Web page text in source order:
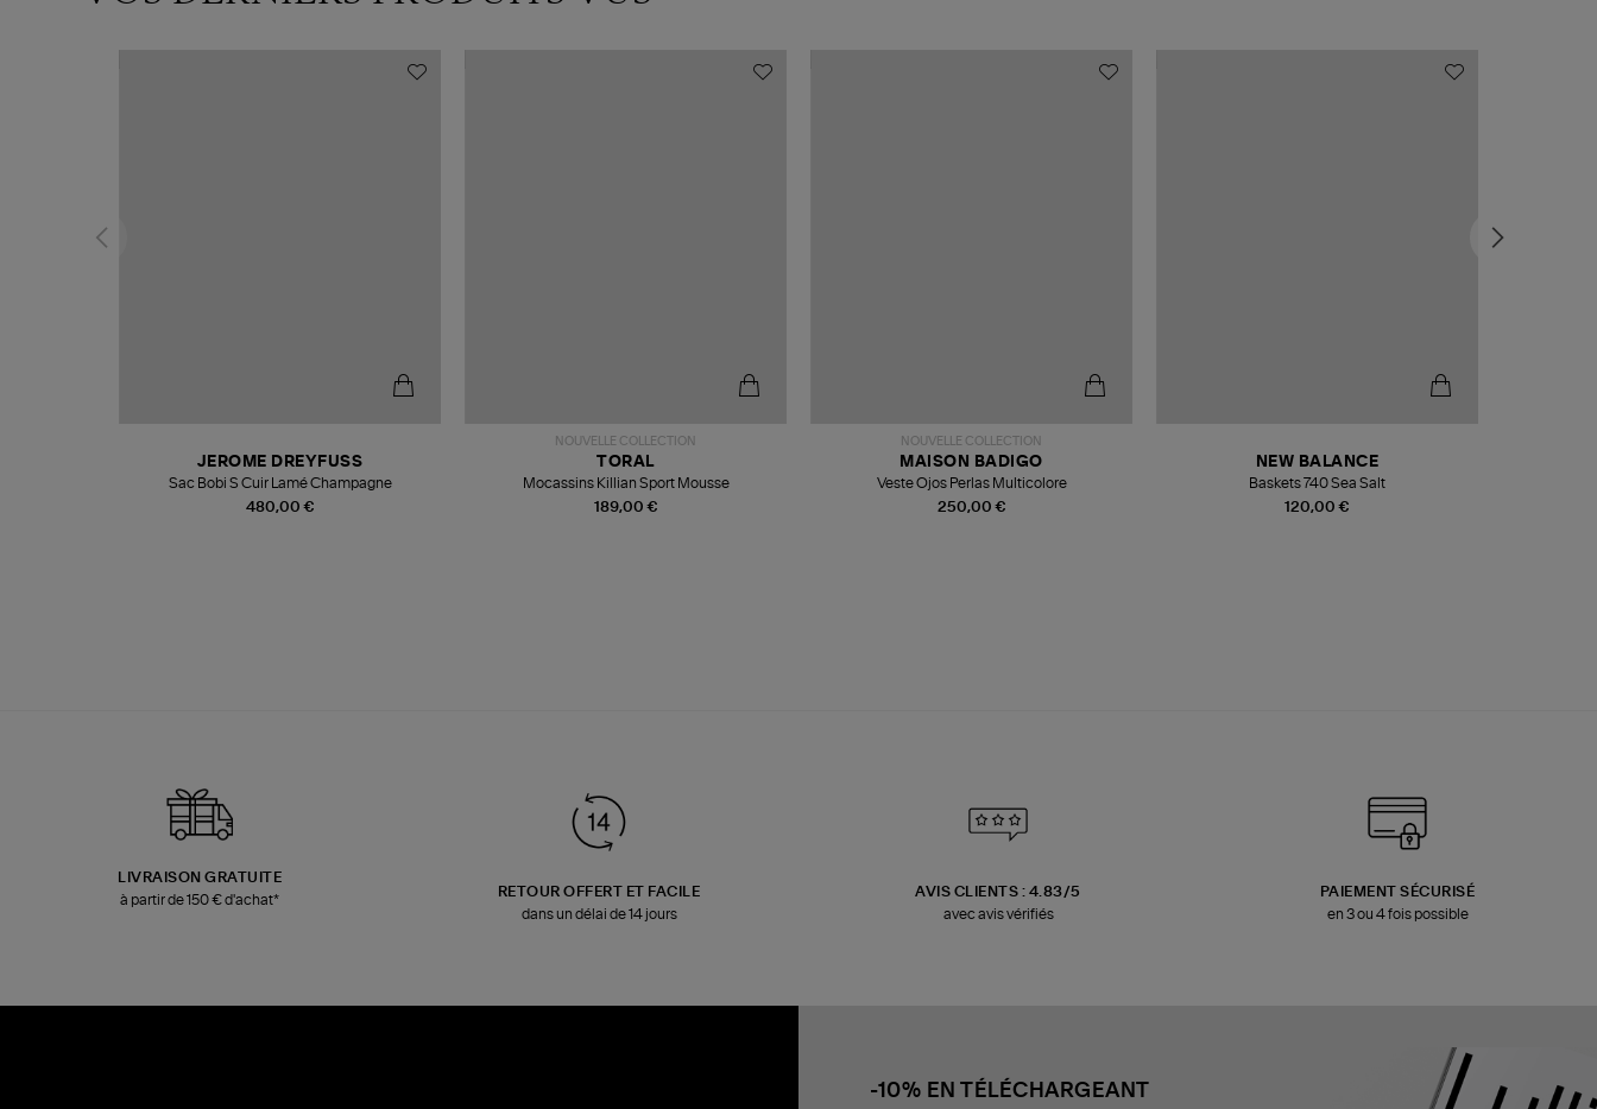
480,00 €
JEROME DREYFUSS
Sac Bobi S Cuir Lamé Champagne
NOUVELLE COLLECTION
189,00 €
TORAL
Mocassins Killian Sport Mousse
NOUVELLE COLLECTION
250,00 €
MAISON BADIGO
Veste Ojos Perlas Multicolore
120,00 €
NEW BALANCE
Baskets 740 Sea Salt
LIVRAISON GRATUITE
à partir de 150 € d'achat*
RETOUR OFFERT ET FACILE
dans un délai de 14 jours
AVIS CLIENTS : 4.83/5
avec avis vérifiés
PAIEMENT SÉCURISÉ
en 3 ou 4 fois possible
-10% EN TÉLÉCHARGEANT